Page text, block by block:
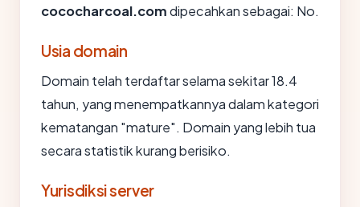
cococharcoal.comdipecahkan sebagai: No.
Usia domain
Domain telah terdaftar selama sekitar 18.4
tahun, yang menempatkannya dalam kategori
kematangan "mature". Domain yang lebih tua
secara statistik kurang berisiko.
Yurisdiksi server